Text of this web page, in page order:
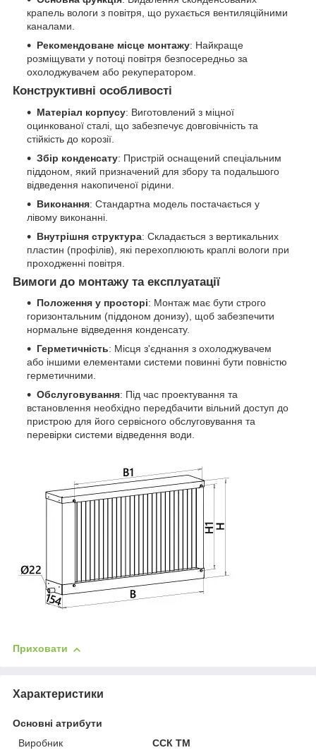
крапель вологи з повітря, що рухається вентиляційними
каналами.
Рекомендоване місце монтажу: Найкраще
розміщувати у потоці повітря безпосередньо за
охолоджувачем або рекуператором.
Конструктивні особливості
Матеріал корпусу: Виготовлений з міцної
оцинкованої сталі, що забезпечує довговічність та
стійкість до корозії.
Збір конденсату: Пристрій оснащений спеціальним
піддоном, який призначений для збору та подальшого
відведення накопиченої рідини.
Виконання: Стандартна модель постачається у
лівому виконанні.
Внутрішня структура: Складається з вертикальних
пластин (профілів), які перехоплюють краплі вологи при
проходженні повітря.
Вимоги до монтажу та експлуатації
Положення у просторі: Монтаж має бути строго
горизонтальним (піддоном донизу), щоб забезпечити
нормальне відведення конденсату.
Герметичність: Місця з'єднання з охолоджувачем
або іншими елементами системи повинні бути повністю
герметичними.
Обслуговування: Під час проектування та
встановлення необхідно передбачити вільний доступ до
пристрою для його сервісного обслуговування та
перевірки системи відведення води.
Приховати
Характеристики
Основні атрибути
Виробник
ССК ТМ